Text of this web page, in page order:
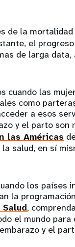
de la
el
de larga
cuando las
como
a esos
y el parto son
las Américas
salud, en sí
los países
la
,
el mundo para
y el